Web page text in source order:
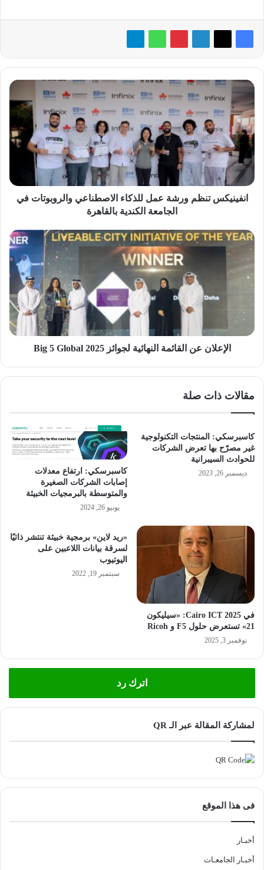
انفينيكس
تنظم
ورشة
عمل
للذكاء
الاصطناعي
والروبوتات
في
الجامعة
الكندية
انفينيكس تنظم ورشة عمل للذكاء الاصطناعي والروبوتات في
الجامعة الكندية بالقاهرة
الإعلان
عن
القائمة
النهائية
لجوائز
Global
2025
الإعلان عن القائمة النهائية لجوائز Big 5 Global 2025
مقالات ذات صلة
كاسبرسكي: المنتجات التكنولوجية
غير مصرّح بها تعرض الشركات
للحوادث السيبرانية
ديسمبر 26, 2023
كاسبرسكي: ارتفاع معدلات
إصابات الشركات الصغيرة
والمتوسطة بالبرمجيات الخبيثة
يونيو 26, 2024
في Cairo ICT 2025: «سيليكون
21» تستعرض حلول F5 و Ricoh
نوفمبر 3, 2025
«ريد لاين» برمجية خبيثة تنتشر ذاتيًا
لسرقة بيانات اللاعبين على
اليوتيوب
سبتمبر 19, 2022
اترك رد
لمشاركة المقالة عبر الـ QR
فى هذا الموقع
أخبـار
أخبـار الجامعـات